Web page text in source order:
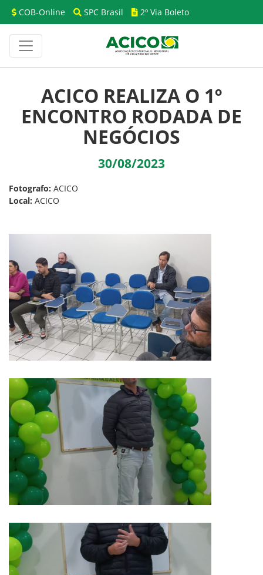
COB-Online SPC Brasil 2º Via Boleto
ACICO REALIZA O 1º
ENCONTRO RODADA DE
NEGÓCIOS
30/08/2023
Fotografo: ACICO
Local: ACICO